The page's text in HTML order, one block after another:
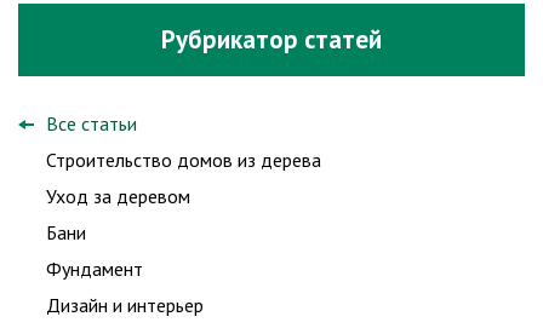
Рубрикатор статей
Все статьи
Строительство домов из дерева
Уход за деревом
Бани
Фундамент
Дизайн и интерьер